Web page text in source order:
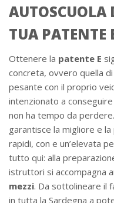
AUTOSCUOLA
TUA PATENTE
Ottenere la patente E
concreta, ovvero quella
pesante con il proprio
intenzionato a
non ha tempo da
garantisce la migliore e
rapidi, con e un’elevata
tutto qui: alla
istruttori si accompagna
mezzi. Da sottolineare il
in tutta la Sardegna a